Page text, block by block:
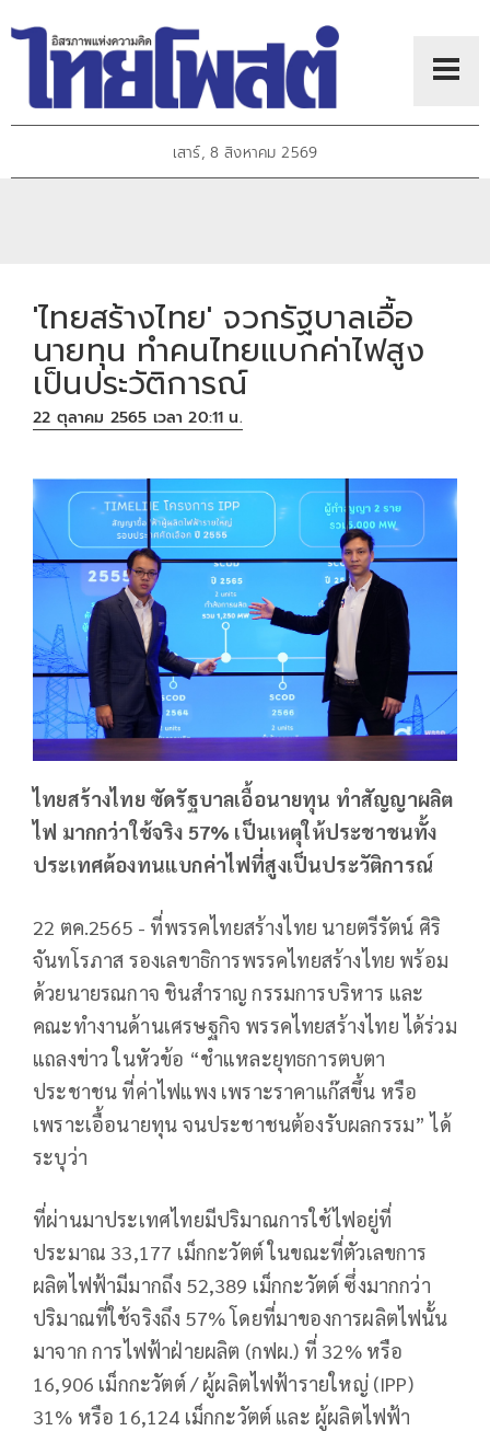
เสาร์, 8 สิงหาคม 2569
'ไทยสร้างไทย' จวกรัฐบาลเอื้อ
นายทุน ทำคนไทยแบกค่าไฟสูง
เป็นประวัติการณ์
22 ตุลาคม 2565 เวลา 20:11 น.
ไทยสร้างไทย ซัดรัฐบาลเอื้อนายทุน ทำสัญญาผลิต
ไฟ มากกว่าใช้จริง 57% เป็นเหตุให้ประชาชนทั้ง
ประเทศต้องทนแบกค่าไฟที่สูงเป็นประวัติการณ์
22 ตค.2565 - ที่พรรคไทยสร้างไทย นายตรีรัตน์ ศิริ
จันทโรภาส รองเลขาธิการพรรคไทยสร้างไทย พร้อม
ด้วยนายรณกาจ ชินสำราญ กรรมการบริหาร และ
คณะทำงานด้านเศรษฐกิจ พรรคไทยสร้างไทย ได้ร่วม
แถลงข่าว ในหัวข้อ “ชำแหละยุทธการตบตา
ประชาชน ที่ค่าไฟแพง เพราะราคาแก๊สขึ้น หรือ
เพราะเอื้อนายทุน จนประชาชนต้องรับผลกรรม” ได้
ระบุว่า
ที่ผ่านมาประเทศไทยมีปริมาณการใช้ไฟอยู่ที่
ประมาณ 33,177 เม็กกะวัตต์ ในขณะที่ตัวเลขการ
ผลิตไฟฟ้ามีมากถึง 52,389 เม็กกะวัตต์ ซึ่งมากกว่า
ปริมาณที่ใช้จริงถึง 57% โดยที่มาของการผลิตไฟนั้น
มาจาก การไฟฟ้าฝ่ายผลิต (กฟผ.) ที่ 32% หรือ
16,906 เม็กกะวัตต์ / ผู้ผลิตไฟฟ้ารายใหญ่ (IPP)
31% หรือ 16,124 เม็กกะวัตต์ และ ผู้ผลิตไฟฟ้า